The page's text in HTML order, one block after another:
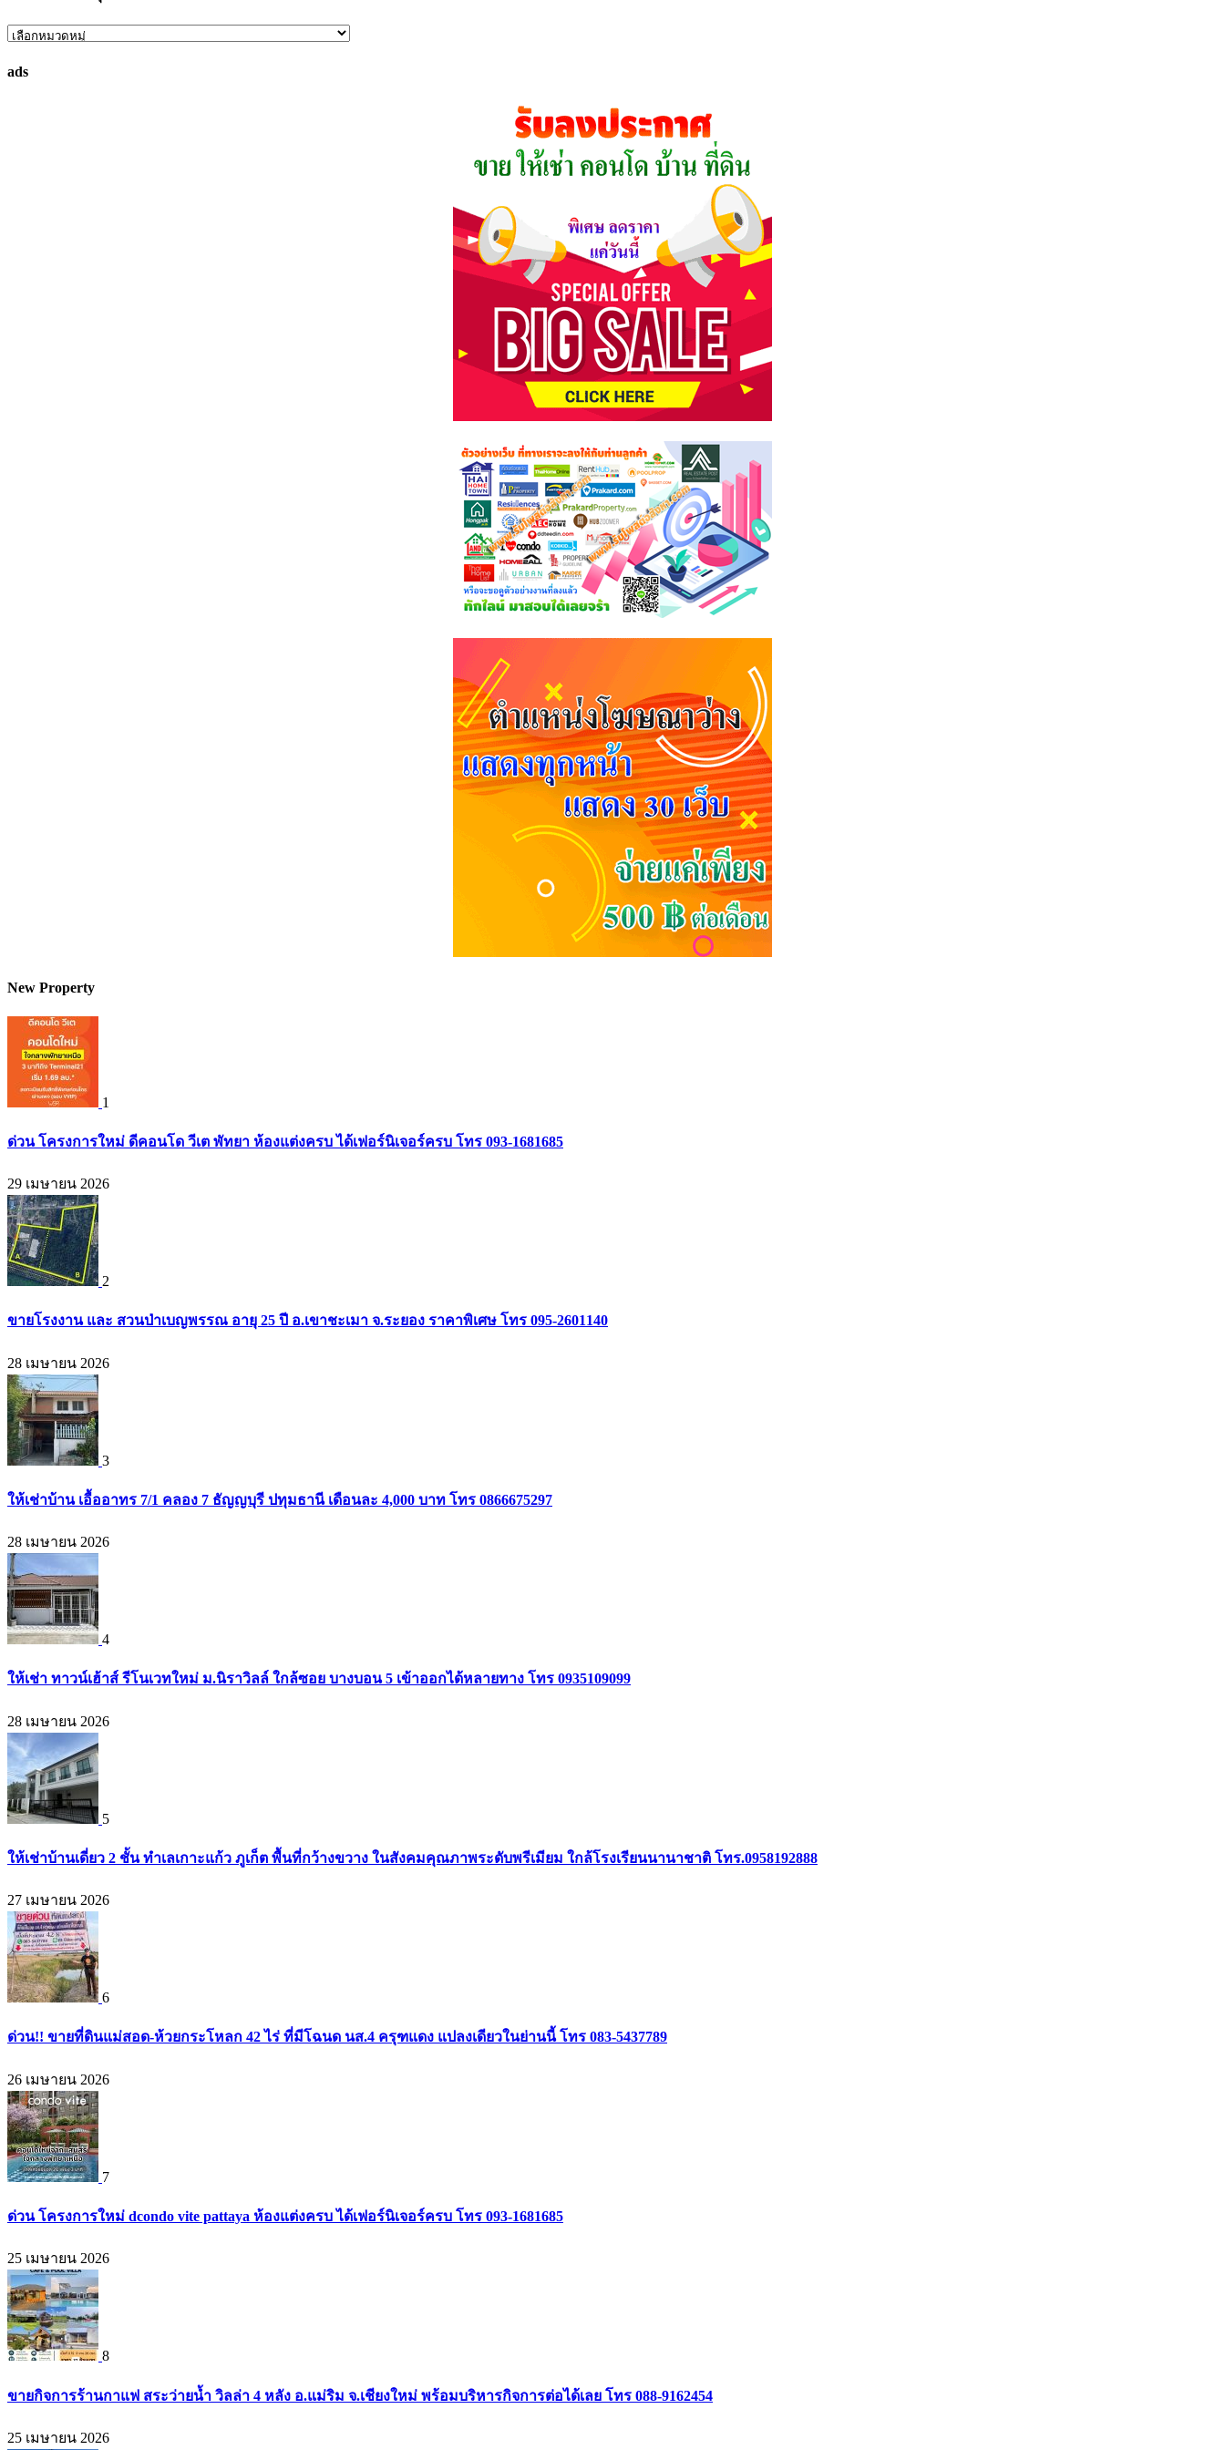
ค้นหา
ที่
ads
New Property
1
ด่วน โครงการใหม่ ดีคอนโด วีเต พัทยา ห้องแต่งครบ ได้เฟอร์นิเจอร์ครบ โทร 093-1681685
29 เมษายน 2026
2
ขายโรงงาน และ สวนป่าเบญพรรณ อายุ 25 ปี อ.เขาชะเมา จ.ระยอง ราคาพิเศษ โทร 095-2601140
28 เมษายน 2026
3
ให้เช่าบ้าน เอื้ออาทร 7/1 คลอง 7 ธัญญบุรี ปทุมธานี เดือนละ 4,000 บาท โทร 0866675297
28 เมษายน 2026
4
ให้เช่า ทาวน์เฮ้าส์ รีโนเวทใหม่ ม.นิราวิลล์ ใกล้ซอย บางบอน 5 เข้าออกได้หลายทาง โทร 0935109099
28 เมษายน 2026
5
ให้เช่าบ้านเดี่ยว 2 ชั้น ทำเลเกาะแก้ว ภูเก็ต พื้นที่กว้างขวาง ในสังคมคุณภาพระดับพรีเมียม ใกล้โรงเรียนนานาชาติ โทร.0958192888
27 เมษายน 2026
6
ด่วน!! ขายที่ดินแม่สอด-ห้วยกระโหลก 42 ไร่ ที่มีโฉนด นส.4 ครุฑแดง แปลงเดียวในย่านนี้ โทร 083-5437789
26 เมษายน 2026
7
ด่วน โครงการใหม่ dcondo vite pattaya ห้องแต่งครบ ได้เฟอร์นิเจอร์ครบ โทร 093-1681685
25 เมษายน 2026
8
ขายกิจการร้านกาแฟ สระว่ายน้ำ วิลล่า 4 หลัง อ.แม่ริม จ.เชียงใหม่ พร้อมบริหารกิจการต่อได้เลย โทร 088-9162454
25 เมษายน 2026